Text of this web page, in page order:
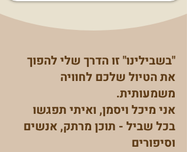
"בשבילינו" זו הדרך שלי להפוך
את הטיול שלכם לחוויה
משמעותית.
אני מיכל ויסמן, ואיתי תפגשו
בכל שביל - תוכן מרתק, אנשים
וסיפורים